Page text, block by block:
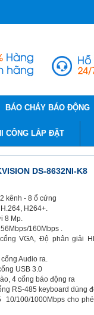
BÁO CHÁY BÁO ĐỘNG
CÔNG LẮP ĐẶT
DS-8632NI-K8
kênh - 8 ổ cứng
H264+.
8 Mp.
160Mbps .
VGA, Độ phân giải
Audio ra.
USB 3.0
4 cổng báo động ra
RS-485 keyboard dùng
100/1000Mbps cho